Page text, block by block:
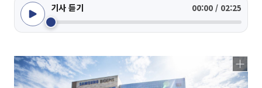
기사 듣기 00:00 / 02:25